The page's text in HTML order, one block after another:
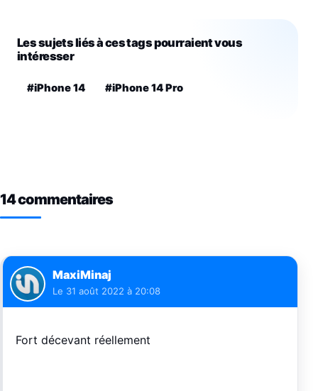
Les sujets liés à ces tags pourraient vous
intéresser
#iPhone 14 #iPhone 14 Pro
14 commentaires
MaxiMinaj
Le 31 août 2022 à 20:08
Fort décevant réellement